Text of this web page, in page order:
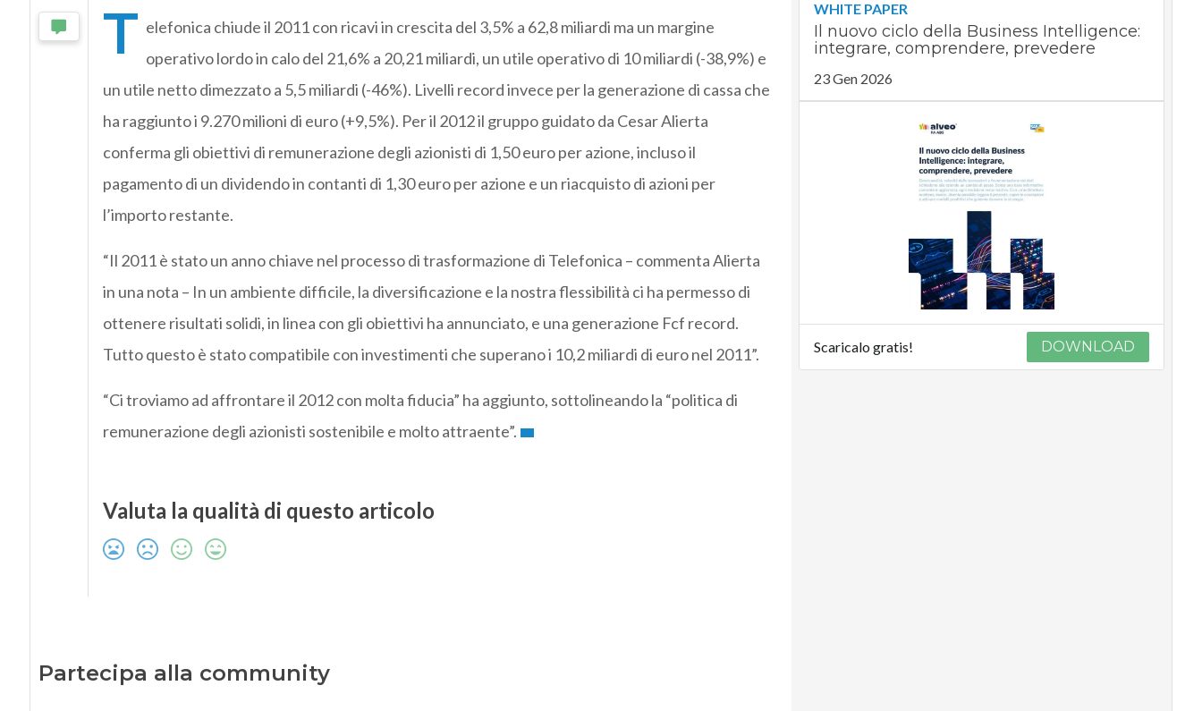
T elefonica chiude il 2011 con ricavi in crescita del 3,5% a 62,8 miliardi ma un margine
operativo lordo in calo del 21,6% a 20,21 miliardi, un utile operativo di 10 miliardi (-38,9%) e
un utile netto dimezzato a 5,5 miliardi (-46%). Livelli record invece per la generazione di cassa che
ha raggiunto i 9.270 milioni di euro (+9,5%). Per il 2012 il gruppo guidato da Cesar Alierta
conferma gli obiettivi di remunerazione degli azionisti di 1,50 euro per azione, incluso il
pagamento di un dividendo in contanti di 1,30 euro per azione e un riacquisto di azioni per
l’importo restante.
“Il 2011 è stato un anno chiave nel processo di trasformazione di Telefonica – commenta Alierta
in una nota – In un ambiente difficile, la diversificazione e la nostra flessibilità ci ha permesso di
ottenere risultati solidi, in linea con gli obiettivi ha annunciato, e una generazione Fcf record.
Tutto questo è stato compatibile con investimenti che superano i 10,2 miliardi di euro nel 2011”.
“Ci troviamo ad affrontare il 2012 con molta fiducia” ha aggiunto, sottolineando la “politica di
remunerazione degli azionisti sostenibile e molto attraente”.
Valuta la qualità di questo articolo
Partecipa alla community
WHITE PAPER
Il nuovo ciclo della Business Intelligence:
integrare, comprendere, prevedere
23 Gen 2026
Scaricalo gratis! DOWNLOAD